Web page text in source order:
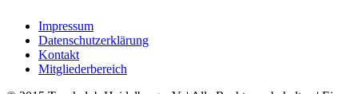
Impressum
Datenschutzerklärung
Kontakt
Mitgliederbereich